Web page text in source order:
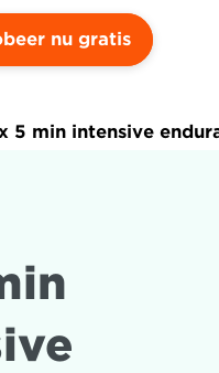
nu gratis
5 min intensive